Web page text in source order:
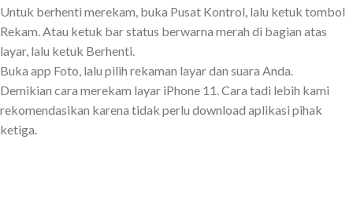
Untuk berhenti merekam, buka Pusat Kontrol, lalu ketuk tombol
Rekam. Atau ketuk bar status berwarna merah di bagian atas
layar, lalu ketuk Berhenti.
Buka app Foto, lalu pilih rekaman layar dan suara Anda.
Demikian cara merekam layar iPhone 11. Cara tadi lebih kami
rekomendasikan karena tidak perlu download aplikasi pihak
ketiga.